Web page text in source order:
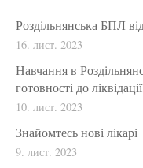
Роздільнянська БПЛ
16. лист. 2023
Навчання в
готовності до
10. лист. 2023
Знайомтесь нові лікарі
9. лист. 2023